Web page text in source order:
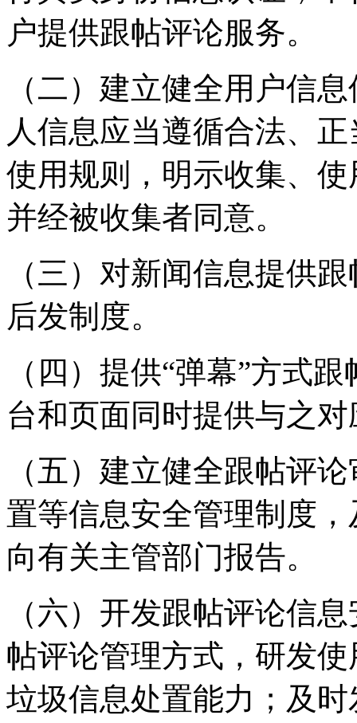
户提供跟帖评论服务。
（二）建立健全用户信
人信息应当遵循合法、
使用规则，明示收集、
并经被收集者同意。
（三）对新闻信息提供
后发制度。
（四）提供“弹幕”方式
台和页面同时提供与之
（五）建立健全跟帖评
置等信息安全管理制度
向有关主管部门报告。
（六）开发跟帖评论信
帖评论管理方式，研发
垃圾信息处置能力；及